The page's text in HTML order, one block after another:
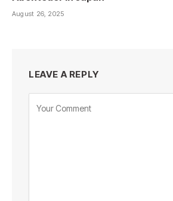
August 26, 2025
LEAVE A REPLY